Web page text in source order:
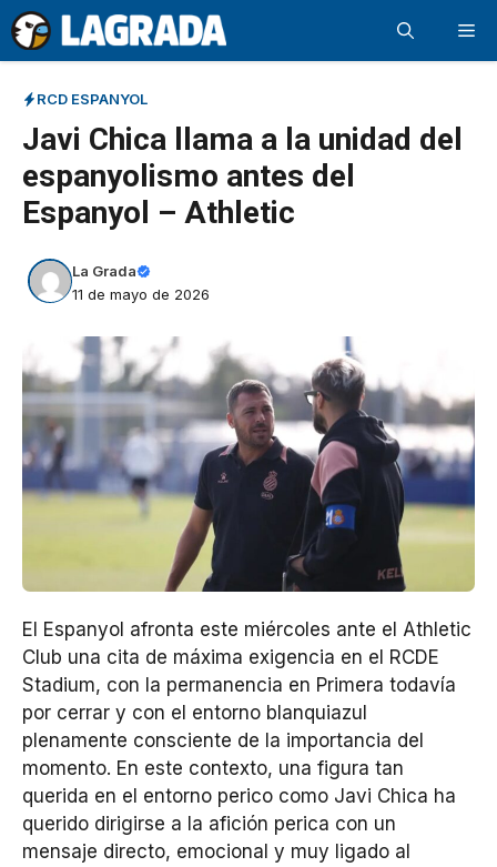
Saltar
al
contenido
RCD ESPANYOL
Javi Chica llama a la unidad del
espanyolismo antes del
Espanyol – Athletic
La Grada
11 de mayo de 2026
El Espanyol afronta este miércoles ante el Athletic
Club una cita de máxima exigencia en el RCDE
Stadium, con la permanencia en Primera todavía
por cerrar y con el entorno blanquiazul
plenamente consciente de la importancia del
momento. En este contexto, una figura tan
querida en el entorno perico como Javi Chica ha
querido dirigirse a la afición perica con un
mensaje directo, emocional y muy ligado al